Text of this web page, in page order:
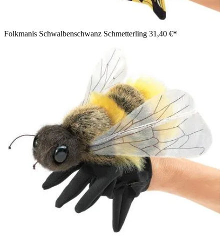
Folkmanis Schwalbenschwanz Schmetterling 31,40 €*